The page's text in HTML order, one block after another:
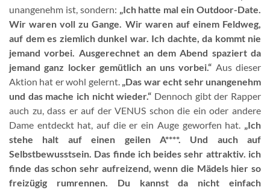
unangenehm ist, sondern: „Ich hatte mal ein Outdoor-Date.
Wir waren voll zu Gange. Wir waren auf einem Feldweg,
auf dem es ziemlich dunkel war. Ich dachte, da kommt nie
jemand vorbei. Ausgerechnet an dem Abend spaziert da
jemand ganz locker gemütlich an uns vorbei.“ Aus dieser
Aktion hat er wohl gelernt. „Das war echt sehr unangenehm
und das mache ich nicht wieder.“ Dennoch gibt der Rapper
auch zu, dass er auf der VENUS schon die ein oder andere
Dame entdeckt hat, auf die er ein Auge geworfen hat. „Ich
stehe halt auf einen geilen A****. Und auch auf
Selbstbewusstsein. Das finde ich beides sehr attraktiv. ich
finde das schon sehr aufreizend, wenn die Mädels hier so
freizügig rumrennen. Du kannst da nicht einfach